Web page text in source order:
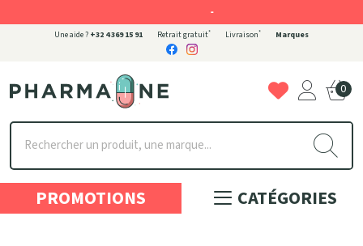
Une aide ? +32 4 369 15 91 Retrait gratuit* Livraison* Marques
Pharmaone Votre pharmacie en ligne à votre service
0
PROMOTIONS CATÉGORIES